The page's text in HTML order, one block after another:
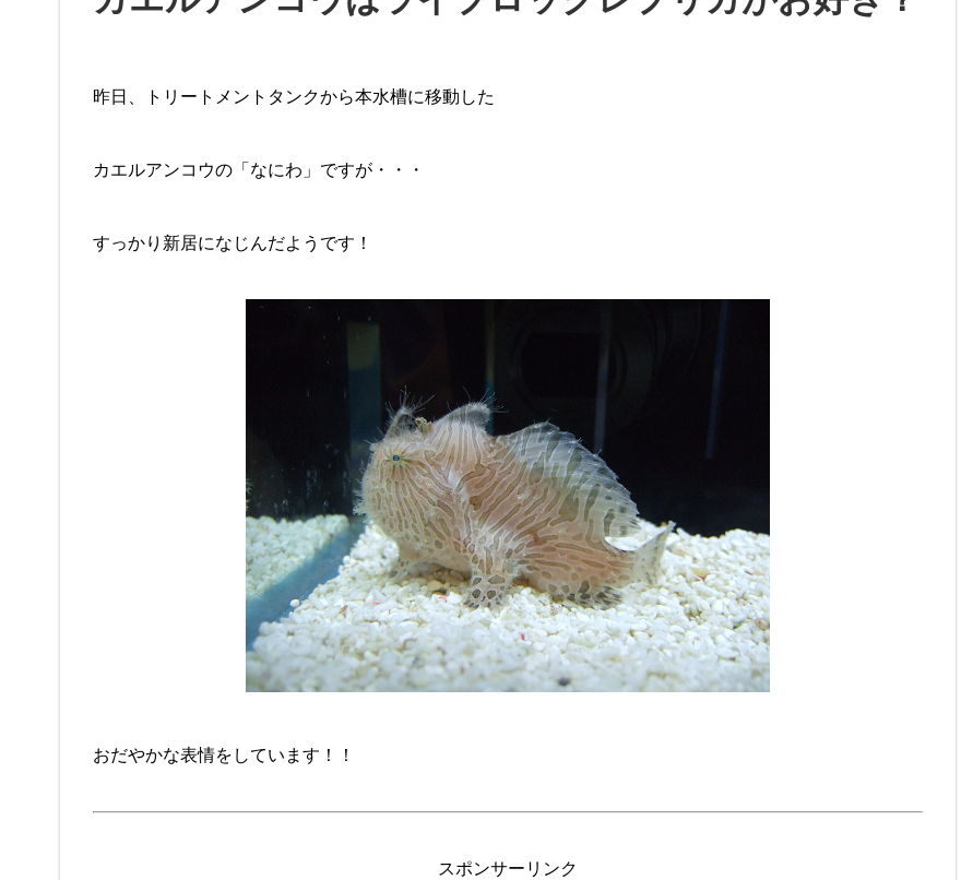
昨日、トリートメントタンクから本水槽に移動した
カエルアンコウの「なにわ」ですが・・・
すっかり新居になじんだようです！
おだやかな表情をしています！！
スポンサーリンク